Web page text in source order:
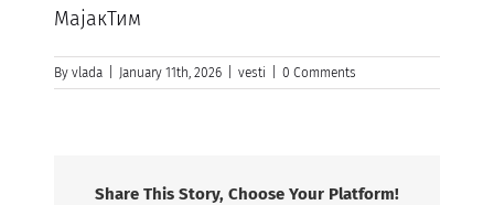
МајакТим
Byvlada January 11th, 2026 vesti 0 Comments
Share This Story, Choose Your Platform!